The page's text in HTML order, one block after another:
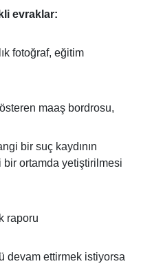
evraklar:
fotoğraf, eğitim
maaş bordrosu,
bir suç kaydının
bir ortamda yetiştirilmesi
raporu
devam ettirmek istiyorsa